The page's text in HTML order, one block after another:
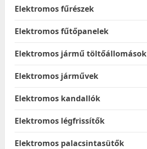
Elektromos fűrészek
Elektromos fűtőpanelek
Elektromos jármű töltőállomások
Elektromos járművek
Elektromos kandallók
Elektromos légfrissítők
Elektromos palacsintasütők